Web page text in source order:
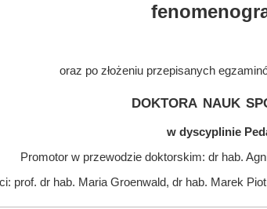
oraz po złożeniu przepisanych
doktora nauk
w dyscyplinie
Promotor w przewodzie doktorskim: dr hab.
prof. dr hab. Maria Groenwald, dr hab. Marek